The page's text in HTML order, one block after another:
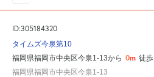
ID:305184320
タイムズ今泉第10
福岡県福岡市中央区今泉1-13から 0m 徒歩
福岡県福岡市中央区今泉1-13